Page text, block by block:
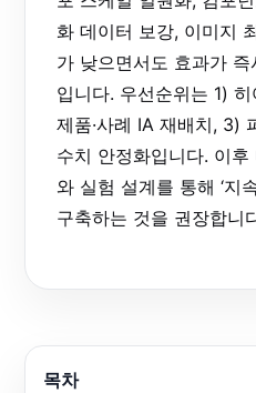
화 데이터 보강, 이미지
가 낮으면서도 효과가
입니다. 우선순위는 1)
제품·사례 IA 재배치, 3)
수치 안정화입니다. 이
와 실험 설계를 통해 ‘지
구축하는 것을 권장합니
목차